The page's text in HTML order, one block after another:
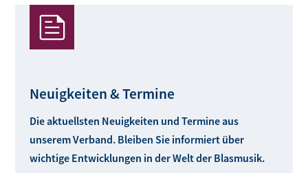
Neuigkeiten & Termine
Die aktuellsten Neuigkeiten und Termine aus
unserem Verband. Bleiben Sie informiert über
wichtige Entwicklungen in der Welt der Blasmusik.